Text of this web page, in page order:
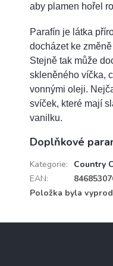
aby plamen hořel
Parafín je látka
docházet ke
Stejně tak může
skleněného víčka,
vonnými oleji.
svíček, které mají
vanilku.
Doplňkové
Kategorie:
Country
EAN:
Položka byla